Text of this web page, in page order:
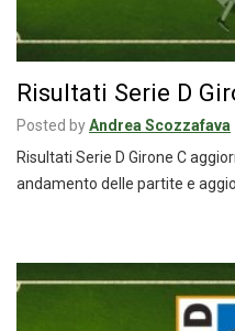
Risultati Serie D
Posted byAndrea Scozzafava
Risultati Serie D Girone C
andamento delle partite e